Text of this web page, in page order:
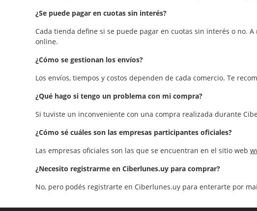
¿Se puede pagar en cuotas sin interés?
Cada tienda define si se puede pagar en cuotas sin interés o no.
online.
¿Cómo se gestionan los envíos?
Los envíos, tiempos y costos dependen de cada comercio. Te
¿Qué hago si tengo un problema con mi compra?
Si tuviste un inconveniente con una compra realizada durante
¿Cómo sé cuáles son las empresas participantes oficiales?
Las empresas oficiales son las que se encuentran en el sitio web
¿Necesito registrarme en Ciberlunes.uy para comprar?
No, pero podés registrarte en Ciberlunes.uy para enterarte por